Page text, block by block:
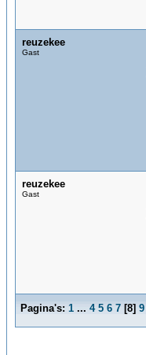
reuzekee
Gast
reuzekee
Gast
Pagina's: 1 ... 4 5 6 7 [8] 9